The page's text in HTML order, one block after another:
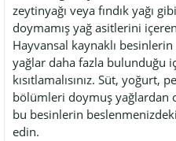
zeytinyağı veya fındık yağı
doymamış yağ asitlerini
Hayvansal kaynaklı
yağlar daha fazla bulunduğu
kısıtlamalısınız. Süt, yoğurt,
bölümleri doymuş yağlardan
bu besinlerin
edin.